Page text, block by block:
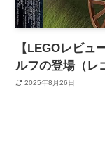
【LEGOレビュ
ルフの登場（レ
2025年8月26日